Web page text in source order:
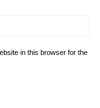
in this browser for the